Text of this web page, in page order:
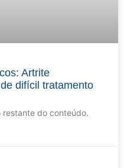
Artrite
difícil tratamento
do conteúdo.